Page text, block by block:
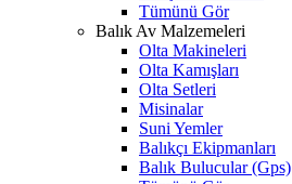
Tümünü Gör
Balık Av Malzemeleri
Olta Makineleri
Olta Kamışları
Olta Setleri
Misinalar
Suni Yemler
Balıkçı Ekipmanları
Balık Bulucular (Gps)